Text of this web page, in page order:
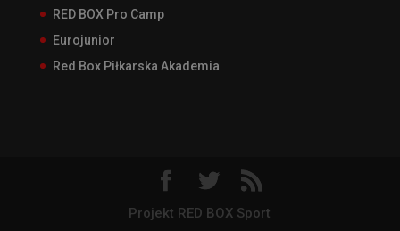
RED BOX Pro Camp
Eurojunior
Red Box Piłkarska Akademia
Projekt RED BOX Sport